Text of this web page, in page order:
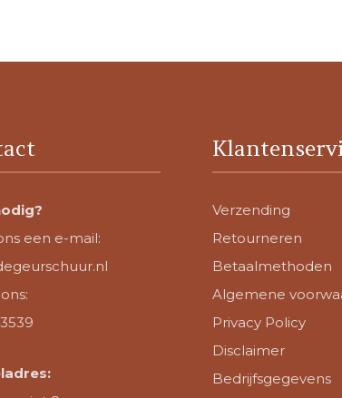
een e-mail:
Verzending
Retourneren
Betaalmethoden
Algemene
Privacy Policy
Disclaimer
Bedrijfsgegevens